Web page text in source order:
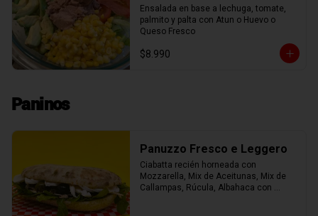
Ensalada en base a lechuga, tomate,
palmito y palta con Atun o Huevo o
Queso Fresco
$8.990
Paninos
Panuzzo Fresco e Leggero
Ciabatta recién horneada con
Mozzarella, Mix de Aceitunas, Mix de
Callampas, Rúcula, Albahaca con